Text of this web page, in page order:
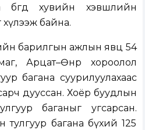
бөгөөд хувийн хэвшлийн
байна.
барилгын ажлын явц 54
Арцат–Өнөр хороолол
багана суурилуулахаас
дууссан. Хоёр буудлын
баганыг угсарсан.
тулгуур багана бүхий 125